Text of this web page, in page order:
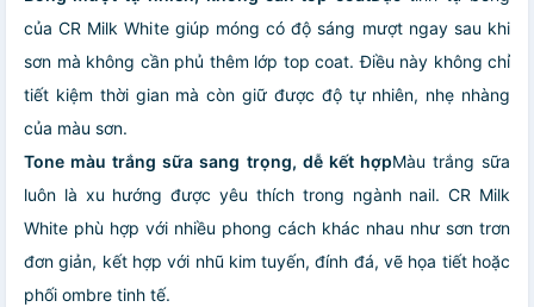
của CR Milk White giúp móng có độ sáng mượt ngay sau khi
sơn mà không cần phủ thêm lớp top coat. Điều này không chỉ
tiết kiệm thời gian mà còn giữ được độ tự nhiên, nhẹ nhàng
của màu sơn.
Tone màu trắng sữa sang trọng, dễ kết hợpMàu trắng sữa
luôn là xu hướng được yêu thích trong ngành nail. CR Milk
White phù hợp với nhiều phong cách khác nhau như sơn trơn
đơn giản, kết hợp với nhũ kim tuyến, đính đá, vẽ họa tiết hoặc
phối ombre tinh tế.